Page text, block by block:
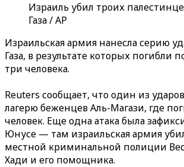
Израиль убил троих
Газа / AP
Израильская армия нанесла серию
Газа, в результате которых
три человека.
Reuters сообщает, что один из
лагерю беженцев Аль-Магази, где
человек. Еще одна атака была
Юнусе — там израильская армия
местной криминальной полиции
Хади и его помощника.